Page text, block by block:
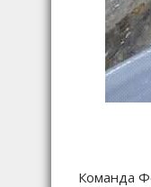
Команда